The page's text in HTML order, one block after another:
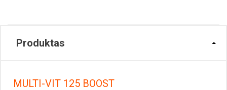
Produktas
MULTI-VIT 125 BOOST